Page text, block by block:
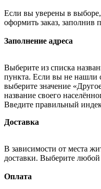
Если вы уверены в
оформить заказ, заполнив
Заполнение адреса
Выберите из списка
пункта. Если вы не нашли
выберите значение
название своего
Введите правильный
Доставка
В зависимости от места
доставки. Выберите
Оплата